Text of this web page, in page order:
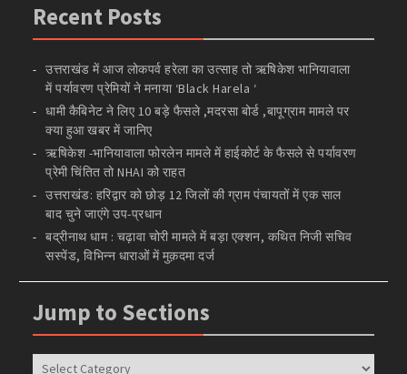
Recent Posts
उत्तराखंड में आज लोकपर्व हरेला का उत्साह तो ऋषिकेश भानियावाला
में पर्यावरण प्रेमियों ने मनाया ‘Black Harela ‘
धामी कैबिनेट ने लिए 10 बड़े फैसले ,मदरसा बोर्ड ,बापूग्राम मामले पर
क्या हुआ खबर में जानिए
ऋषिकेश -भानियावाला फोरलेन मामले में हाईकोर्ट के फैसले से पर्यावरण
प्रेमी चिंतित तो NHAI को राहत
उत्तराखंड: हरिद्वार को छोड़ 12 जिलों की ग्राम पंचायतों में एक साल
बाद चुने जाएंगे उप-प्रधान
बद्रीनाथ धाम : चढ़ावा चोरी मामले में बड़ा एक्शन, कथित निजी सचिव
सस्पेंड, विभिन्न धाराओं में मुक़दमा दर्ज
Jump to Sections
Jump